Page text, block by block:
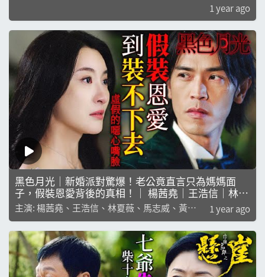
1 year ago
黑色月光｜新婚派對驚爆！老公竟直言只為媽媽面
子，假裝恩愛背後的真相！｜ 楊茜堯｜王浩信｜林夏
薇｜馬志威｜黃翠如
主演: 楊茜堯、王浩信、林夏薇、馬志威、黃翠
如
1 year ago